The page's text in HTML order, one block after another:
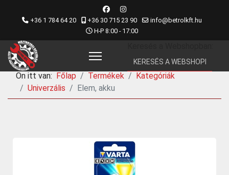
+36 1 784 64 20 +36 30 715 23 90
info@betrolkft.hu
H-P 8:00 - 17:00
Ön itt van: Főlap Termékek
Kategóriák
Univerzális
Elem, akku